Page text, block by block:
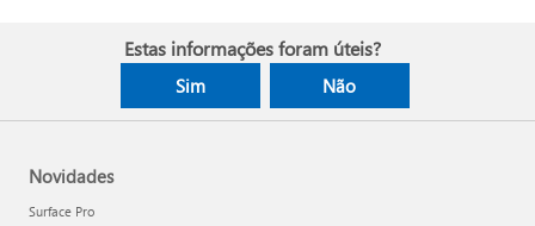
Estas informações foram úteis?
Sim Não
Novidades
Surface Pro